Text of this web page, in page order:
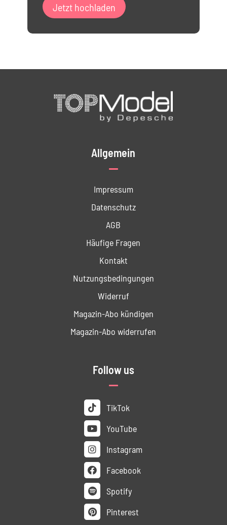
Allgemein
Impressum
Datenschutz
AGB
Häufige Fragen
Kontakt
Nutzungs­bedingungen
Widerruf
Magazin-Abo kündigen
Magazin-Abo widerrufen
Follow us
TikTok
YouTube
Instagram
Facebook
Spotify
Pinterest